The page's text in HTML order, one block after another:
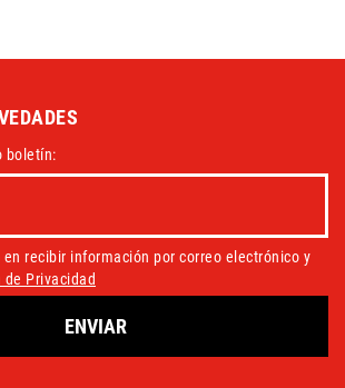
boletín:
en recibir información por correo electrónico y
de Privacidad
ENVIAR